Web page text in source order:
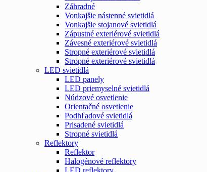
Záhradné
Vonkajšie nástenné svietidlá
Vonkajšie stojanové svietidlá
Zápustné exteriérové svietidlá
Závesné exteriérové svietidlá
Stropné exteriérové svietidlá
Stropné exteriérové svietidlá
LED svietidlá
LED panely
LED priemyselné svietidlá
Núdzové osvetlenie
Orientačné osvetlenie
Podhľadové svietidlá
Prisadené svietidlá
Stropné svietidlá
Reflektory
Reflektor
Halogénové reflektory
LED reflektory